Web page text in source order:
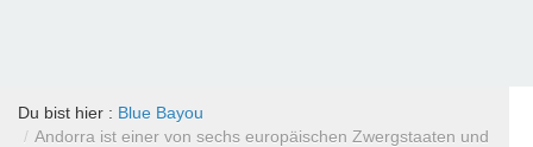
Du bist hier : Blue Bayou
/ Andorra ist einer von sechs europäischen Zwergstaaten und